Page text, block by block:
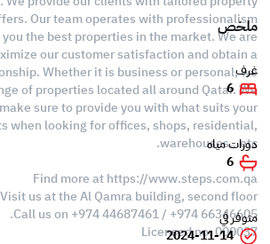
Our team operates with professionalism
the best properties in the market. We are
our customer satisfaction and obtain a
Whether it is business or personal, we
of properties located all around Qatar. We
sure to provide you with what suits your
when looking for offices, shops, residential,
warehouses…etc.
Find more at https://www.steps.com.qa
Visit us at the Al Qamra building, second floor.
Call us on +974 44687461 / +974 66346605.
Licensed no. 000037
ملخص
غرف
6
دورات مياه
6
متوفر في
2024-11-14